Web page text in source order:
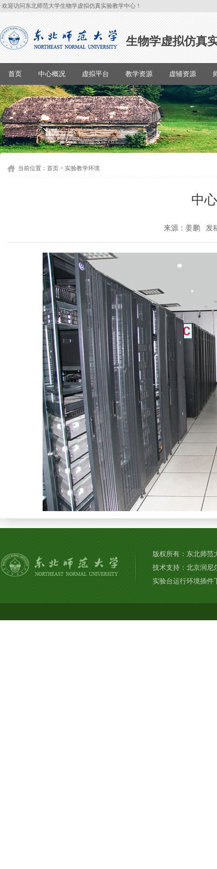
·欢迎访问东北师范大学生物学虚拟仿真实验教学中心！
生物学虚拟仿真
首页 中心概况 虚拟平台 教学资源 虚辅资源
当前位置： 首页 > 实验教学环境
中
来源：姜鹏 发
版权所有：东北师
技术支持：北京润尼
实验台运行环境插件